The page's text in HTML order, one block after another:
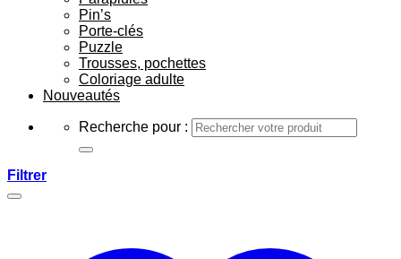
Pin’s
Porte-clés
Puzzle
Trousses, pochettes
Coloriage adulte
Nouveautés
Recherche pour :
Filtrer